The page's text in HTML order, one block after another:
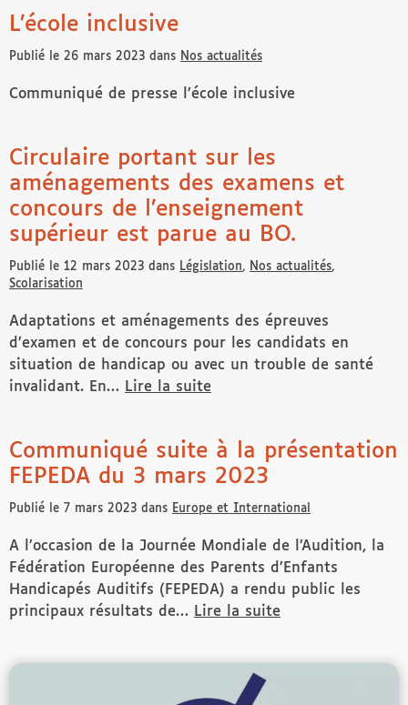
L’école inclusive
Publié le 26 mars 2023 dans Nos actualités
Communiqué de presse l’école inclusive
Circulaire portant sur les
aménagements des examens et
concours de l’enseignement
supérieur est parue au BO.
Publié le 12 mars 2023 dans Législation, Nos actualités,
Scolarisation
Adaptations et aménagements des épreuves
d’examen et de concours pour les candidats en
situation de handicap ou avec un trouble de santé
invalidant. En… Lire la suite
Communiqué suite à la présentation
FEPEDA du 3 mars 2023
Publié le 7 mars 2023 dans Europe et International
A l’occasion de la Journée Mondiale de l’Audition, la
Fédération Européenne des Parents d’Enfants
Handicapés Auditifs (FEPEDA) a rendu public les
principaux résultats de… Lire la suite